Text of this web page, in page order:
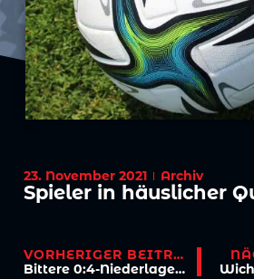
23. November 2021 Archiv
Spieler in häuslicher
VORHERIGER BEITRAG
Bittere 0:4-Niederlage bei abgezockten Meppenern